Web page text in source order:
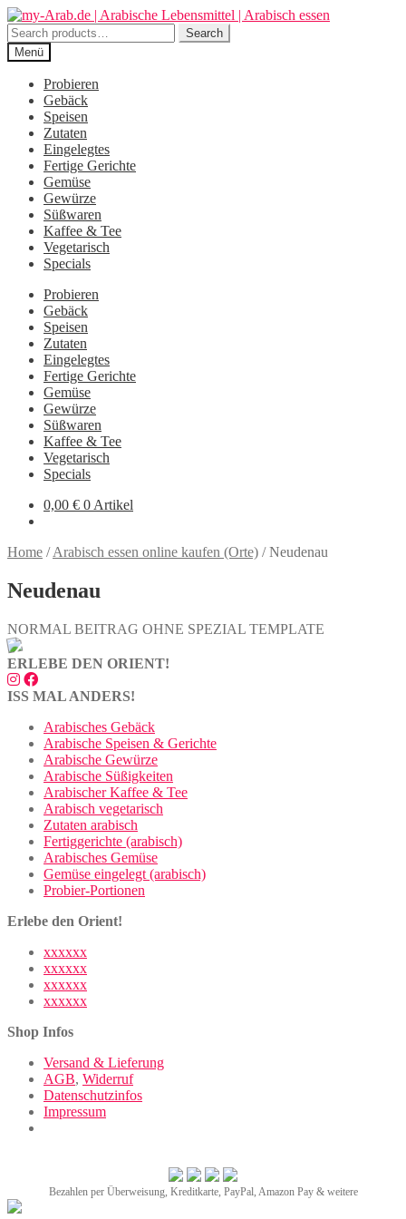
Zur
Navigation
springen
Zum
Inhalt
springen
Search
for:
Search
Menü
Probieren
Gebäck
Speisen
Zutaten
Eingelegtes
Fertige Gerichte
Gemüse
Gewürze
Süßwaren
Kaffee & Tee
Vegetarisch
Specials
Probieren
Gebäck
Speisen
Zutaten
Eingelegtes
Fertige Gerichte
Gemüse
Gewürze
Süßwaren
Kaffee & Tee
Vegetarisch
Specials
0,00 € 0 Artikel
Home /Arabisch essen online kaufen (Orte) /Neudenau
Neudenau
NORMAL BEITRAG OHNE SPEZIAL TEMPLATE
ERLEBE DEN ORIENT!
ISS MAL ANDERS!
Arabisches Gebäck
Arabische Speisen & Gerichte
Arabische Gewürze
Arabische Süßigkeiten
Arabischer Kaffee & Tee
Arabisch vegetarisch
Zutaten arabisch
Fertiggerichte (arabisch)
Arabisches Gemüse
Gemüse eingelegt (arabisch)
Probier-Portionen
Erlebe den Orient!
xxxxxx
xxxxxx
xxxxxx
xxxxxx
Shop Infos
Versand & Lieferung
AGB, Widerruf
Datenschutzinfos
Impressum